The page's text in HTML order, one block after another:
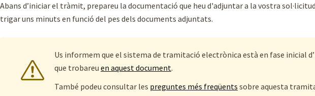
Abans d’iniciar el tràmit, prepareu la documentació que heu d'adjuntar a la vostra
trigar uns minuts en funció del pes dels documents adjuntats.
Us informem que el sistema de tramitació electrònica està en fase inicial
que trobareu en aquest document.
També podeu consultar les preguntes més freqüents sobre aquesta